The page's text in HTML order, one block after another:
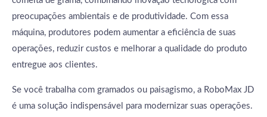
preocupações ambientais e de produtividade. Com essa
máquina, produtores podem aumentar a eficiência de suas
operações, reduzir custos e melhorar a qualidade do produto
entregue aos clientes.
Se você trabalha com gramados ou paisagismo, a RoboMax JD
é uma solução indispensável para modernizar suas operações.